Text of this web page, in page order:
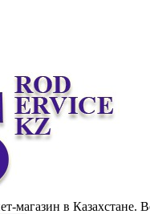
магазин в Казахстане.